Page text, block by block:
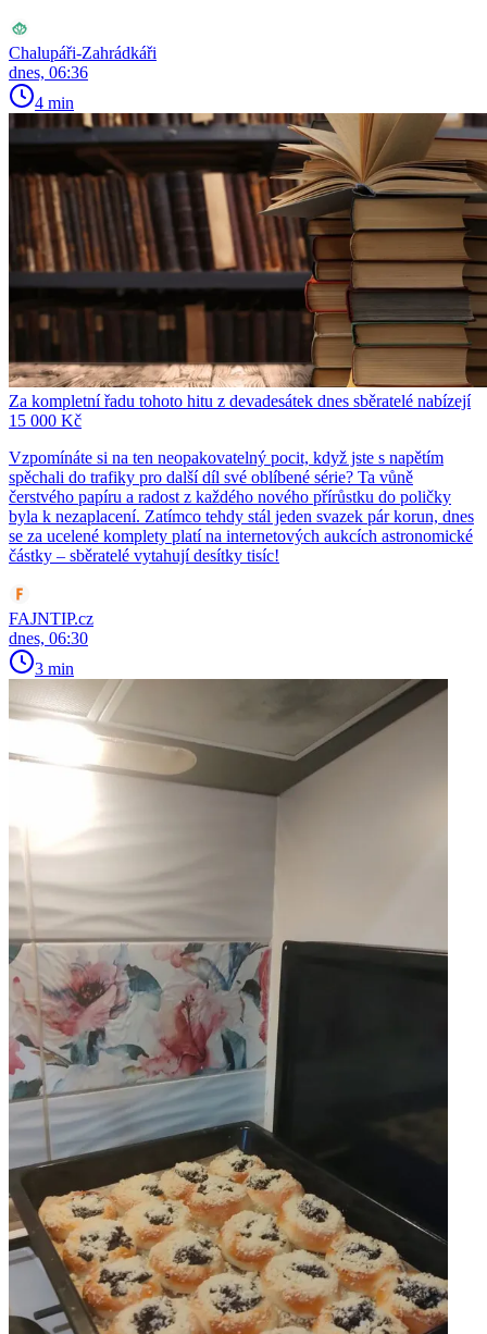
Chalupáři-Zahrádkáři
dnes, 06:36
4 min
Za kompletní řadu tohoto hitu z devadesátek dnes sběratelé nabízejí
15 000 Kč
Vzpomínáte si na ten neopakovatelný pocit, když jste s napětím
spěchali do trafiky pro další díl své oblíbené série? Ta vůně
čerstvého papíru a radost z každého nového přírůstku do poličky
byla k nezaplacení. Zatímco tehdy stál jeden svazek pár korun, dnes
se za ucelené komplety platí na internetových aukcích astronomické
částky – sběratelé vytahují desítky tisíc!
FAJNTIP.cz
dnes, 06:30
3 min